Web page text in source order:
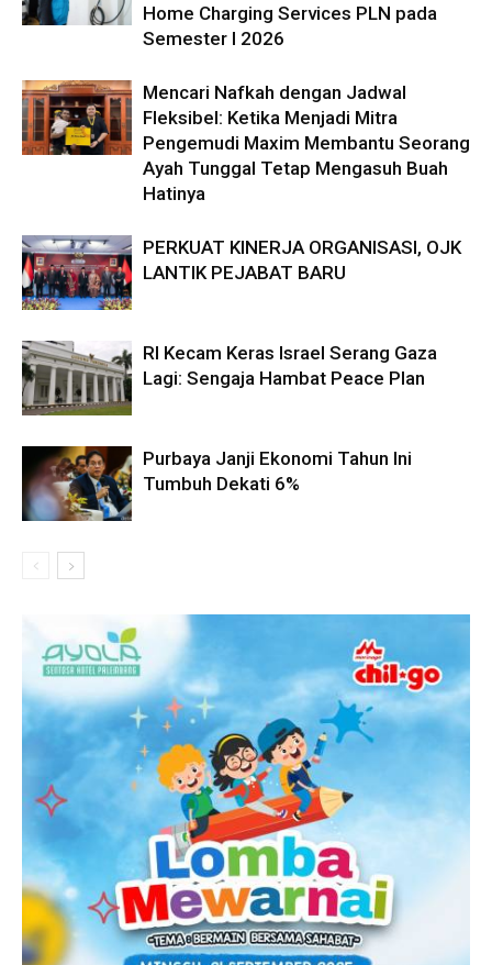
Home Charging Services PLN pada
Semester I 2026
Mencari Nafkah dengan Jadwal
Fleksibel: Ketika Menjadi Mitra
Pengemudi Maxim Membantu Seorang
Ayah Tunggal Tetap Mengasuh Buah
Hatinya
PERKUAT KINERJA ORGANISASI, OJK
LANTIK PEJABAT BARU
RI Kecam Keras Israel Serang Gaza
Lagi: Sengaja Hambat Peace Plan
Purbaya Janji Ekonomi Tahun Ini
Tumbuh Dekati 6%